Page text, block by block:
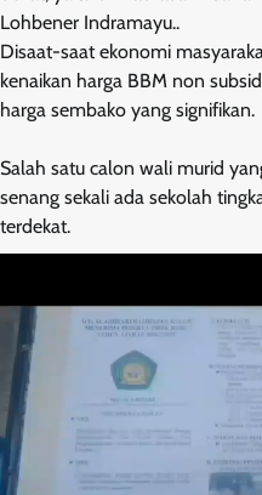
Lohbener Indramayu..
Disaat-saat ekonomi
kenaikan harga BBM non
harga sembako yang signifikan.
Salah satu calon wali murid
senang sekali ada sekolah
terdekat.